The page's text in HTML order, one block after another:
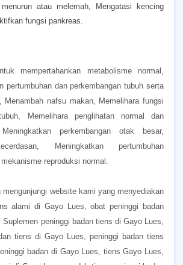
atau melemah,
Mengatasi kencing
fungsi pankreas.
mempertahankan metabolisme normal,
pertumbuhan dan perkembangan tubuh serta
Menambah nafsu makan, Memelihara fungsi
Memelihara penglihatan normal dan
Meningkatkan perkembangan otak besar,
Meningkatkan pertumbuhan
reproduksi normal.
mengunjungi website kami yang menyediakan
alami di Gayo Lues, obat peninggi badan
peninggi badan tiens di Gayo Lues,
tiens di Gayo Lues, peninggi badan tiens
badan di Gayo Lues, tiens Gayo Lues,